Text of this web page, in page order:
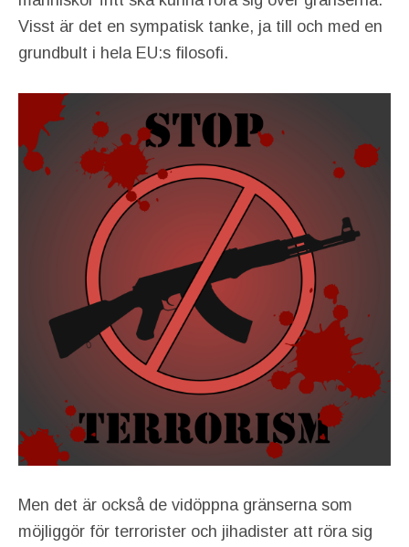
Visst är det en sympatisk tanke, ja till och med en
grundbult i hela EU:s filosofi.
Men det är också de vidöppna gränserna som
möjliggör för terrorister och jihadister att röra sig